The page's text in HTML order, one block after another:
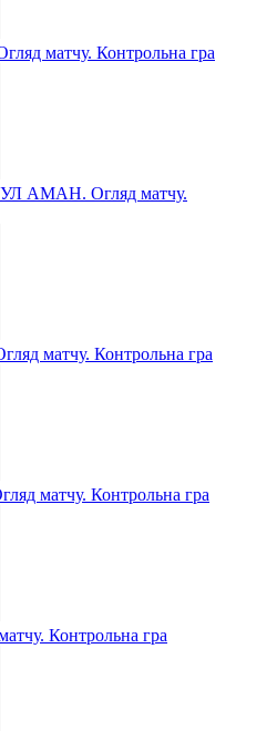
матчу. Контрольна гра
АМАН. Огляд матчу.
матчу. Контрольна гра
матчу. Контрольна гра
Контрольна гра